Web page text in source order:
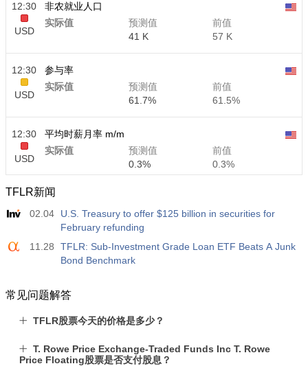
12:30
USD
非农就业人口
实际值
预测值
41 K
前值
57 K
12:30
USD
参与率
实际值
预测值
61.7%
前值
61.5%
12:30
USD
平均时薪月率 m/m
实际值
预测值
0.3%
前值
0.3%
12:30
平均时薪年率 y/y
实际值
预测值
3.5%
前值
私人非农就业人口
12:30
USD
U6 失业率
7.9%
7.9%
TFLR新闻
02.04
U.S. Treasury to offer $125 billion in securities for
February refunding
11.28
TFLR: Sub-Investment Grade Loan ETF Beats A Junk
Bond Benchmark
常见问题解答
TFLR股票今天的价格是多少？
T. Rowe Price Exchange-Traded Funds Inc T. Rowe
Price Floating股票是否支付股息？